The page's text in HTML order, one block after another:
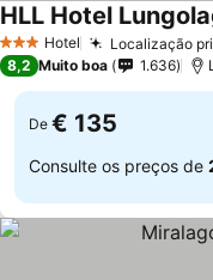
3 EstrelasHotel Localização
HLL Hotel
8,2 Muito boa 1.636
De € 135
Consulte os preços de